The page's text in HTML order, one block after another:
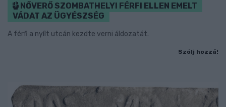
NŐVERŐ SZOMBATHELYI FÉRFI ELLEN EMELT
VÁDAT AZ ÜGYÉSZSÉG
A férfi a nyílt utcán kezdte verni áldozatát.
Szólj hozzá!